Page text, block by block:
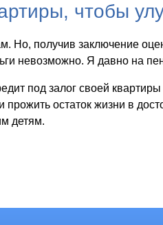
чтобы
Но, получив заключение
невозможно. Я давно на
под залог своей
остаток жизни в
детям.